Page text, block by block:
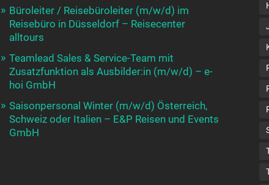
Büroleiter / Reisebüroleiter (m/w/d) im
Reisebüro in Düsseldorf – Reisecenter
alltours
Teamlead Sales & Service-Team mit
Zusatzfunktion als Ausbilder:in (m/w/d) – e-
hoi GmbH
Saisonpersonal Winter (m/w/d) Österreich,
Schweiz oder Italien – E&P Reisen und Events
GmbH